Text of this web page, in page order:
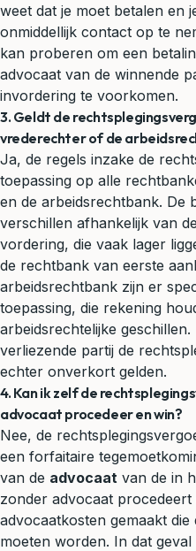
weet dat je moet betalen en
onmiddellijk contact op te
kan proberen om een
advocaat van de winnende
invordering te voorkomen.
3. Geldt de
vrederechter of de
Ja, de regels inzake de
toepassing op alle
en de arbeidsrechtbank. De
verschillen afhankelijk van
vordering, die vaak lager
de rechtbank van eerste
arbeidsrechtbank zijn er
toepassing, die rekening
arbeidsrechtelijke
verliezende partij de
echter onverkort gelden.
4. Kan ik zelf de
advocaat procedeer en win?
Nee, de
een forfaitaire
van de advocaat van de in
zonder advocaat
advocaatkosten gemaakt
moeten worden. In dat